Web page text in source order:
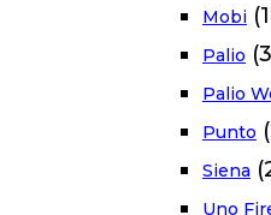
Mobi
Palio
Palio
Punto
Siena
Uno